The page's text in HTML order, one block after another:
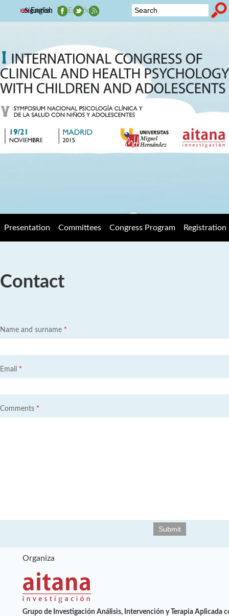
Skip to main content
2015
Nacional de
Psicología
Clínica y de
niños y
adolescentes
English Español Search form
Síguenos:
Presentation Committees Congress Program Registration
Contact
Name and surname *
Email *
Comments *
Organiza
Grupo de Investigación Análisis, Intervención y Terapia Aplicada